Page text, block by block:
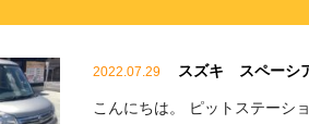
2022.07.29 スズキ スペーシ
こんにちは。 ピットステーシ